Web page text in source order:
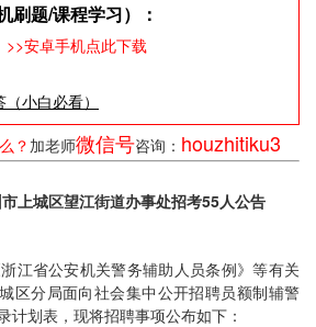
刷题/课程学习）：
>>安卓手机点此下载
小白必看）
？ 加老师微信号咨询： houzhitiku3
上城区望江街道办事处招考55人公告
江省公安机关警务辅助人员条例》等有关
区分局面向社会集中公开招聘员额制辅警
计划表，现将招聘事项公布如下：